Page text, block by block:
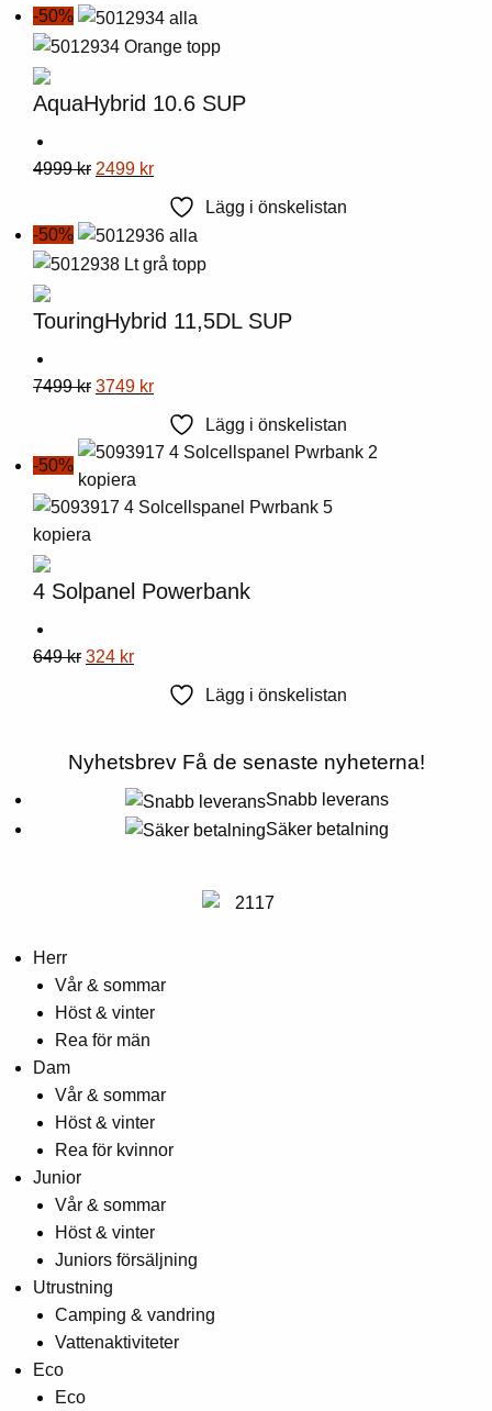
-50%
AquaHybrid 10.6 SUP
Denna
har
flera
Alternativen
kan
väljas
på
4999kr Ursprungligt
var:
2499 krNuvarande
pris
Lägg i önskelistan
-50%
TouringHybrid 11,5DL SUP
Denna
flera
varianter.
Alternativen
kan
väljas
produktsidan
7499kr Ursprungligt
var:
7499
kr.
3749 krNuvarande
pris
är:
kr.
Lägg i önskelistan
-50%
4 Solpanel Powerbank
Denna
varianter.
649kr Ursprungligt
kr.
324 krNuvarande
kr.
Lägg i önskelistan
NyhetsbrevFå de senaste nyheterna!
Snabb leverans
Säker betalning
Herr
Vår & sommar
Höst & vinter
Rea för män
Dam
Vår & sommar
Höst & vinter
Rea för kvinnor
Junior
Vår & sommar
Höst & vinter
Juniors försäljning
Utrustning
Camping & vandring
Vattenaktiviteter
Eco
Eco